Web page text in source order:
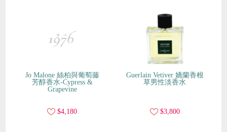
Jo Malone 絲柏與葡萄藤
芳醇香水-Cypress &
Grapevine
$4,180
Guerlain Vetiver 嬌蘭香根
草男性淡香水
$3,800